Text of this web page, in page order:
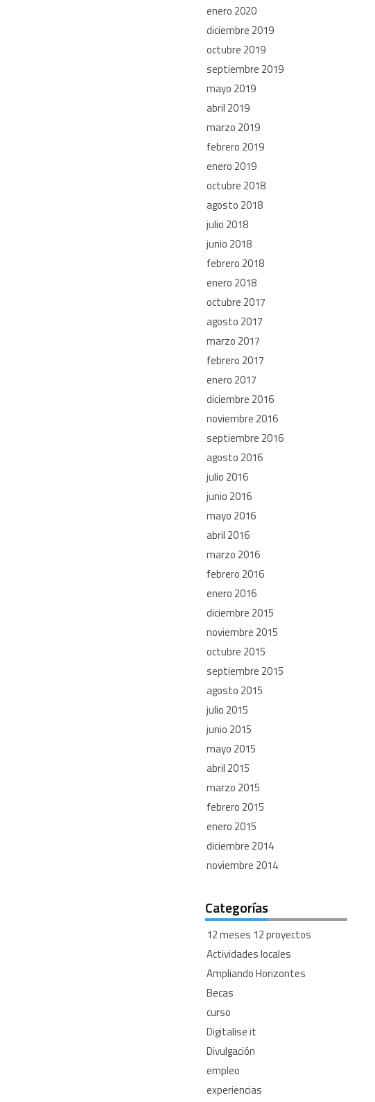
enero 2020
diciembre 2019
octubre 2019
septiembre 2019
mayo 2019
abril 2019
marzo 2019
febrero 2019
enero 2019
octubre 2018
agosto 2018
julio 2018
junio 2018
febrero 2018
enero 2018
octubre 2017
agosto 2017
marzo 2017
febrero 2017
enero 2017
diciembre 2016
noviembre 2016
septiembre 2016
agosto 2016
julio 2016
junio 2016
mayo 2016
abril 2016
marzo 2016
febrero 2016
enero 2016
diciembre 2015
noviembre 2015
octubre 2015
septiembre 2015
agosto 2015
julio 2015
junio 2015
mayo 2015
abril 2015
marzo 2015
febrero 2015
enero 2015
diciembre 2014
noviembre 2014
Categorías
12 meses 12 proyectos
Actividades locales
Ampliando Horizontes
Becas
curso
Digitalise it
Divulgación
empleo
experiencias